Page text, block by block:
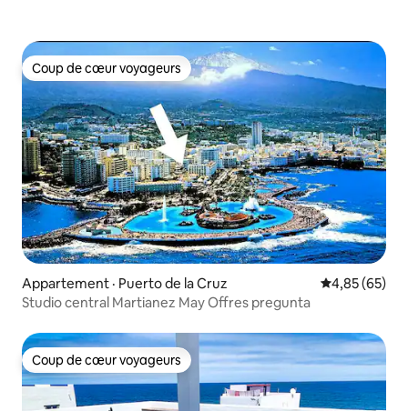
Coup de cœur voyageurs
Coup de cœur voyageurs
Appartement · Puerto de la Cruz Note
4,85 (65)
Studio central Martianez May Offres pregunta
Coup de cœur voyageurs
Coup de cœur voyageurs